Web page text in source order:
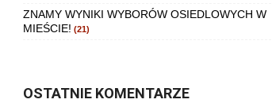
ZNAMY WYNIKI WYBORÓW OSIEDLOWYCH W
MIEŚCIE! (21)
OSTATNIE KOMENTARZE